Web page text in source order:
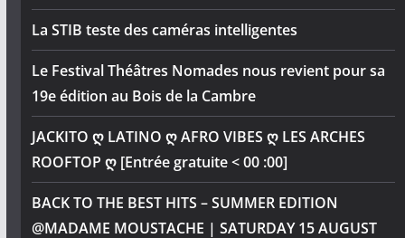
La STIB teste des caméras intelligentes
Le Festival Théâtres Nomades nous revient pour sa
19e édition au Bois de la Cambre
JACKITO ღ LATINO ღ AFRO VIBES ღ LES ARCHES
ROOFTOP ღ [Entrée gratuite < 00 :00]
BACK TO THE BEST HITS – SUMMER EDITION
@MADAME MOUSTACHE | SATURDAY 15 AUGUST